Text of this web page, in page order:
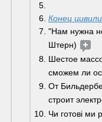
Конец
"Нам нужна
Штерн)
Шестое
сможем ли
От
строит
Чи готові ми